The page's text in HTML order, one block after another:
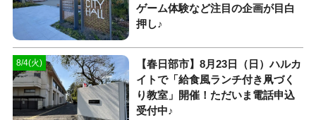
ゲーム体験など注目の企画が目白
押し♪
8/4(火)
【春日部市】8月23日（日）ハルカ
イトで「給食風ランチ付き凧づく
り教室」開催！ただいま電話申込
受付中♪